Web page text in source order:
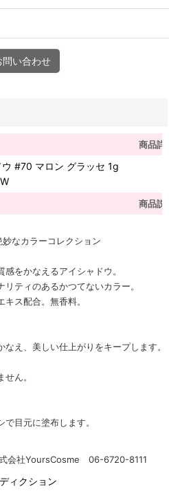
問い合わせ
商品詳
#70 マロン グラッセ 1g
商品説
なカラーコレクション
をかなえるアイシャドウ。
ティのあるかつてないカラー。
ス配合。無香料。
え、美しい仕上がりをキープします。
ん。
目元に塗布します。
会社YoursCosme 06-6720-8111
ィクション